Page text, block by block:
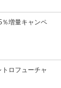
％増量キャンペ
ロフューチャ